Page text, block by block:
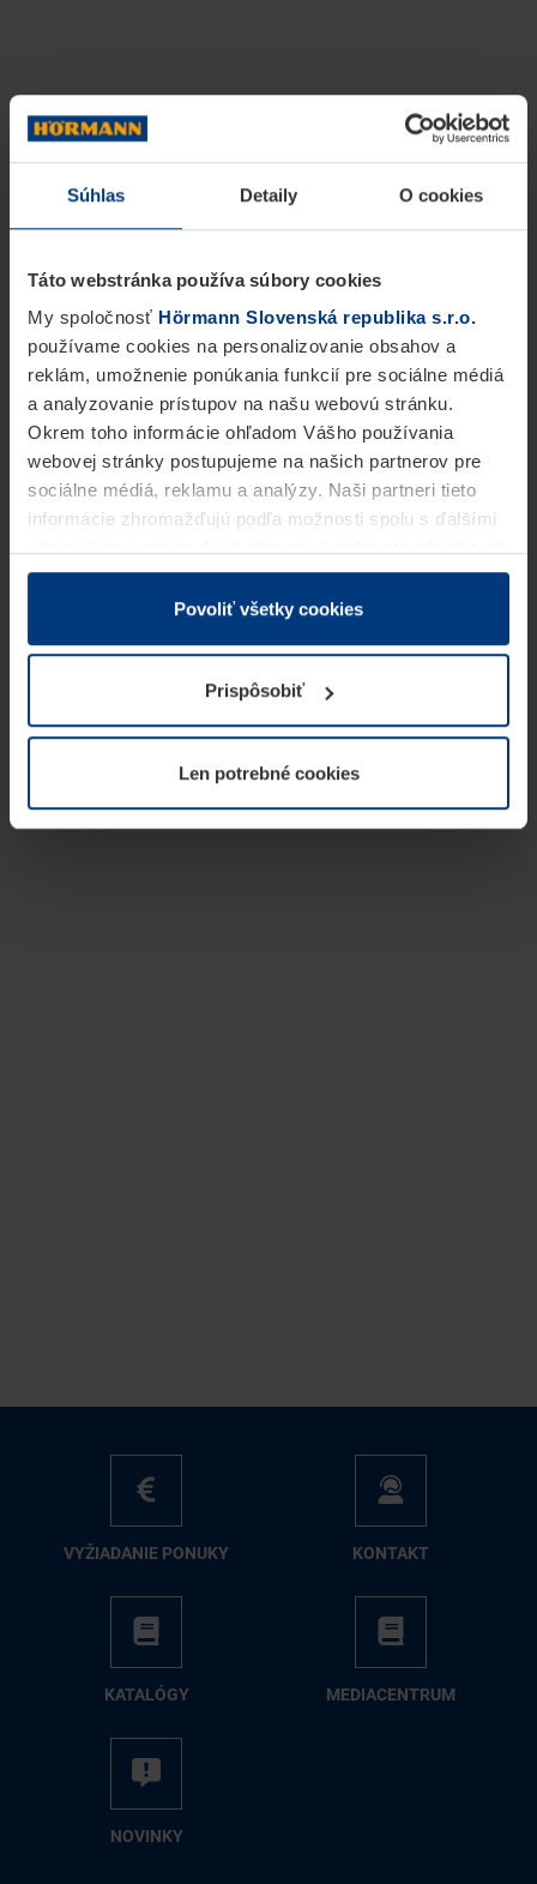
Súhlas Detaily O cookies
Táto webstránka používa súbory cookies
My spoločnosť Hörmann Slovenská republika s.r.o.
používame cookies na personalizovanie obsahov a
reklám, umožnenie ponúkania funkcií pre sociálne médiá
a analyzovanie prístupov na našu webovú stránku.
Okrem toho informácie ohľadom Vášho používania
webovej stránky postupujeme na našich partnerov pre
sociálne médiá, reklamu a analýzy. Naši partneri tieto
informácie zhromažďujú podľa možnosti spolu s ďalšími
v rámci Vášho využívania služieb.
Z právneho hľadiska môžeme cookies ukladať na Vašom
prevádzku tejto stránky. Pre všetky ostatné typy cookie
potrebujeme Vaše povolenie. Vaše povolenie môžete
kedykoľvek zmeniť alebo odvolať vo vysvetlení cookie
našej webovej stránky.
Povoliť všetky cookies
Prispôsobiť
Len potrebné cookies
VY­ŽIA­DA­NIE PO­NU­KY KON­TAKT
KA­TA­LÓ­GY ME­DIA­CEN­TRUM
NO­VIN­KY